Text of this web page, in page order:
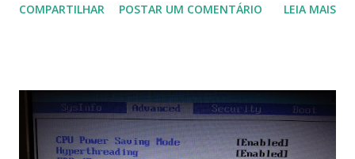
Na última versão 0.100, a coleção contém mais de 8.000
COMPARTILHAR POSTAR UM COMENTÁRIO LEIA MAIS